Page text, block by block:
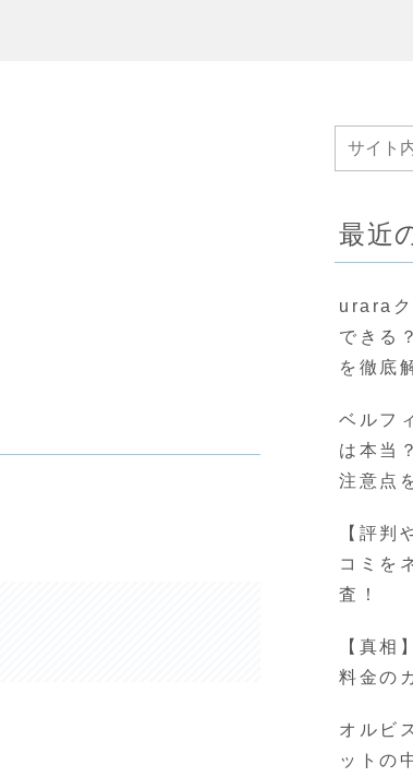
最近
uraraク
できる
を徹底
ベルフ
は本当
注意点
【評判
コミを
査！
【真相
料金の
オルビ
ットの